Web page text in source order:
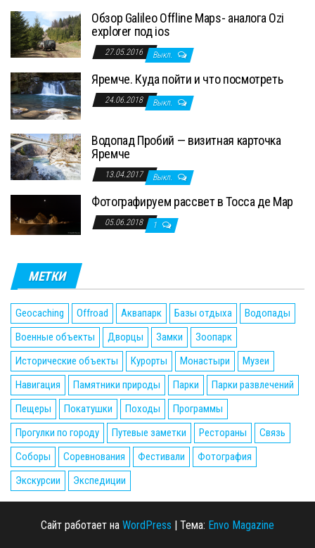
Обзор Galileo Offline Maps- аналога Ozi
explorer под ios
27.05.2016 Выкл.
Яремче. Куда пойти и что посмотреть
24.06.2018 Выкл.
Водопад Пробий — визитная карточка
Яремче
13.04.2017 Выкл.
Фотографируем рассвет в Тосса де Мар
05.06.2018 1
МЕТКИ
Geocaching Offroad Аквапарк Базы отдыха
Водопады
Военные объекты
Дворцы Замки
Зоопарк
Исторические объекты
Курорты Монастыри
Музеи
Навигация
Памятники природы Парки
Парки развлечений
Пещеры
Покатушки Походы
Программы
Прогулки по городу
Путевые заметки Рестораны
Связь
Соборы
Соревнования Фестивали
Фотография
Экскурсии
Экспедиции
Сайт работает на WordPress | Тема: Envo Magazine